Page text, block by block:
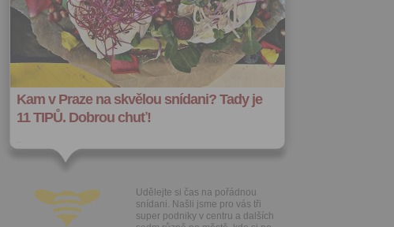
Kam v Praze na skvělou snídani? Tady je
11 TIPŮ. Dobrou chuť!
Udělejte si čas na pořádnou
snídani. Našli jsme pro vás tři
super podniky v centru a dalších